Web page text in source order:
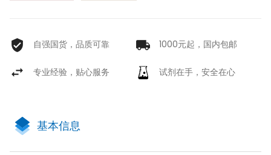
自强国货，品质可靠 1000元起，国内包邮
专业经验，贴心服务 试剂在手，安全在心
基本信息